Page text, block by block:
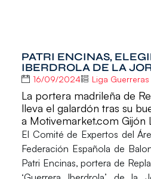
PATRI ENCINAS,
IBERDROLA DE LA
16/09/2024 Liga
La portera madrileña de
lleva el galardón tras su
a Motivemarket.com Gijón
El Comité de Expertos del
Federación Española de
Patri Encinas, portera de